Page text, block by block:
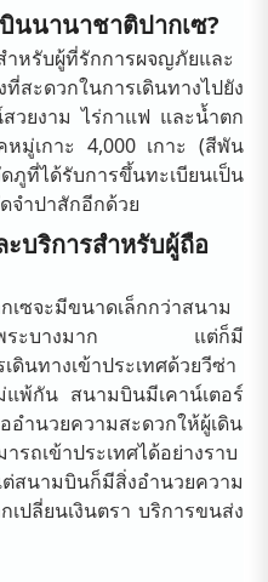
นนานาชาติปากเซ?
หรับผู้ที่รักการผจญภัยและ
สะดวกในการเดินทางไปยัง
วยงาม ไร่กาแฟ และน้ำตก
หมู่เกาะ 4,000 เกาะ (สีพัน
ได้รับการขึ้นทะเบียนเป็น
จำปาสักอีกด้วย
บริการสำหรับผู้ถือ
ซจะมีขนาดเล็กกว่าสนาม
วงพระบางมาก แต่ก็มี
นทางเข้าประเทศด้วยวีซ่า
พ้กัน สนามบินมีเคาน์เตอร์
อำนวยความสะดวกให้ผู้เดิน
ถเข้าประเทศได้อย่างราบ
สนามบินก็มีสิ่งอำนวยความ
เปลี่ยนเงินตรา บริการขนส่ง